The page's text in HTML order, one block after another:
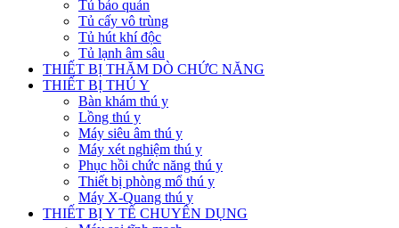
Tủ bảo quản
Tủ cấy vô trùng
Tủ hút khí độc
Tủ lạnh âm sâu
THIẾT BỊ THĂM DÒ CHỨC NĂNG
THIẾT BỊ THÚ Y
Bàn khám thú y
Lồng thú y
Máy siêu âm thú y
Máy xét nghiệm thú y
Phục hồi chức năng thú y
Thiết bị phòng mổ thú y
Máy X-Quang thú y
THIẾT BỊ Y TẾ CHUYÊN DỤNG